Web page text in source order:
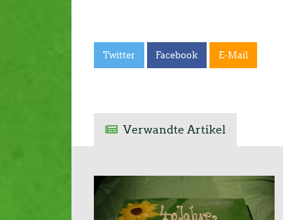
Twitter Facebook E-Mail
Verwandte Artikel